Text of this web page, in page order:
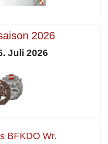
2026
Juli 2026
BFKDO Wr.